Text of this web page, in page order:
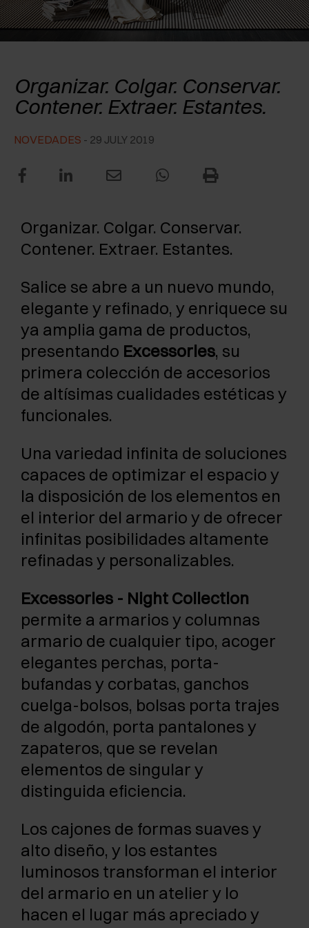
EXCESSORIES - CONSERVAR
EXCESSORIES - EXTRAER
ELEMENTOS
SISTEMAS PARA PUERTAS OCULTAS
AMORTIGUADORES EXTERNOS Y DE ENCAJAR
RECONOCIMIENTOS
Organizar. Colgar. Conservar.
Contener. Extraer. Estantes.
NOVEDADES - 29 JULY 2019
Organizar. Colgar. Conservar.
Contener. Extraer. Estantes.
Salice se abre a un nuevo mundo,
elegante y refinado, y enriquece su
ya amplia gama de productos,
presentando Excessories, su
primera colección de accesorios
de altísimas cualidades estéticas y
funcionales.
Una variedad infinita de soluciones
capaces de optimizar el espacio y
la disposición de los elementos en
el interior del armario y de ofrecer
infinitas posibilidades altamente
refinadas y personalizables.
Excessories - Night Collection
permite a armarios y columnas
armario de cualquier tipo, acoger
elegantes perchas, porta-
bufandas y corbatas, ganchos
cuelga-bolsos, bolsas porta trajes
de algodón, porta pantalones y
zapateros, que se revelan
elementos de singular y
distinguida eficiencia.
Los cajones de formas suaves y
alto diseño, y los estantes
luminosos transforman el interior
del armario en un atelier y lo
hacen el lugar más apreciado y